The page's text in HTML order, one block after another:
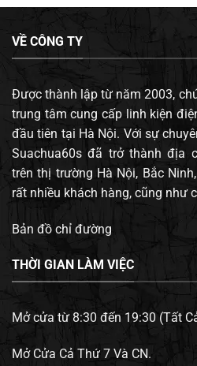
VỀ CÔNG TY
Được thành lập từ năm 2003,
trung tâm cung cấp linh kiện
đầu tiên tại Hà Nội. Với sự
Suachua60s đã trở thành địa
trên thị trường Hà Nội, Bắc
rất nhiều khách hàng, cũng như
Bản đồ chỉ đường
THỜI GIAN LÀM VIỆC
Mở cửa từ 8:30 đến 19:30 (Tất
Mở Cửa Cả Thứ 7 Và CN.